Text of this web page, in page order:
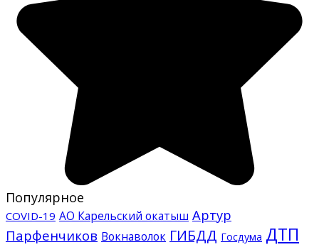
Популярное
COVID-19 АО Карельский окатыш Артур
Парфенчиков Вокнаволок ГИБДД Госдума ДТП